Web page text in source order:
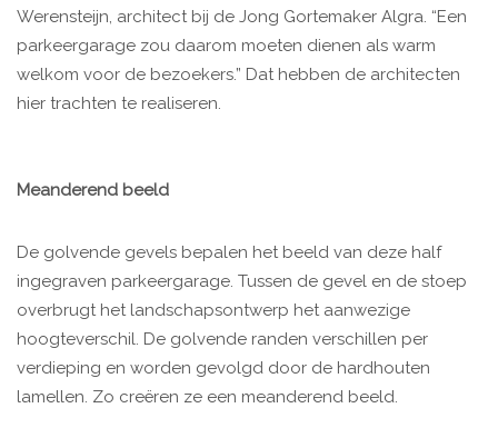
Werensteijn, architect bij de Jong Gortemaker Algra. “Een
parkeergarage zou daarom moeten dienen als warm
welkom voor de bezoekers.” Dat hebben de architecten
hier trachten te realiseren.
Meanderend beeld
De golvende gevels bepalen het beeld van deze half
ingegraven parkeergarage. Tussen de gevel en de stoep
overbrugt het landschapsontwerp het aanwezige
hoogteverschil. De golvende randen verschillen per
verdieping en worden gevolgd door de hardhouten
lamellen. Zo creëren ze een meanderend beeld.